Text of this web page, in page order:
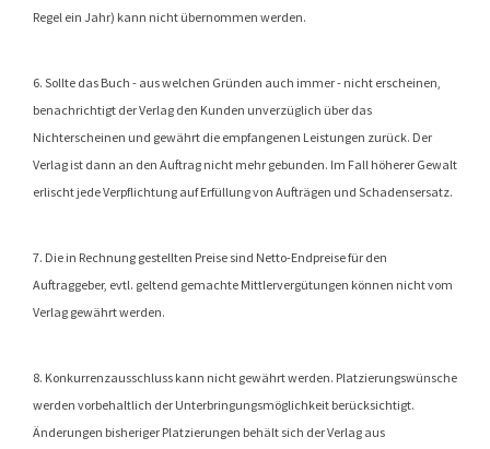
Regel ein Jahr) kann nicht übernommen werden.
6. Sollte das Buch - aus welchen Gründen auch immer - nicht erscheinen,
benachrichtigt der Verlag den Kunden unverzüglich über das
Nichterscheinen und gewährt die empfangenen Leistungen zurück. Der
Verlag ist dann an den Auftrag nicht mehr gebunden. Im Fall höherer Gewalt
erlischt jede Verpflichtung auf Erfüllung von Aufträgen und Schadensersatz.
7. Die in Rechnung gestellten Preise sind Netto-Endpreise für den
Auftraggeber, evtl. geltend gemachte Mittlervergütungen können nicht vom
Verlag gewährt werden.
8. Konkurrenzausschluss kann nicht gewährt werden. Platzierungswünsche
werden vorbehaltlich der Unterbringungsmöglichkeit berücksichtigt.
Änderungen bisheriger Platzierungen behält sich der Verlag aus